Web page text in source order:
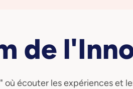
de
où écouter les expériences et